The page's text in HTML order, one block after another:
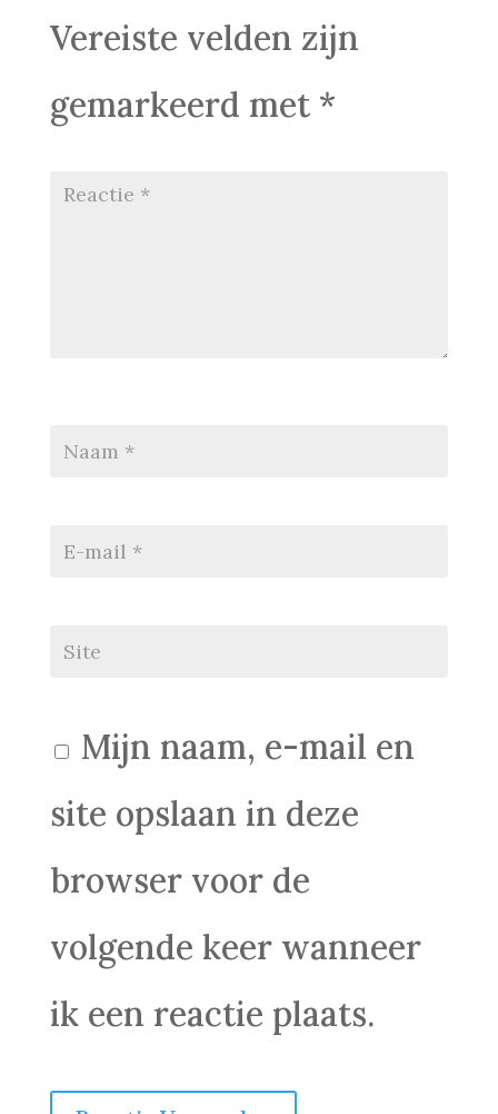
Vereiste velden zijn
gemarkeerd met *
Mijn naam, e-mail en
site opslaan in deze
browser voor de
volgende keer wanneer
ik een reactie plaats.